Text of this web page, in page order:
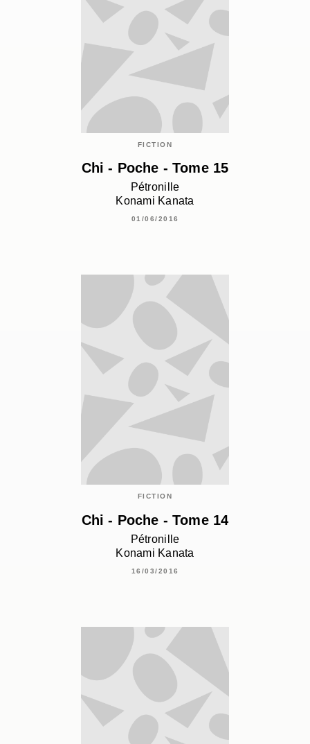
FICTION
Chi - Poche - Tome 15
Pétronille
Konami Kanata
01/06/2016
FICTION
Chi - Poche - Tome 14
Pétronille
Konami Kanata
16/03/2016